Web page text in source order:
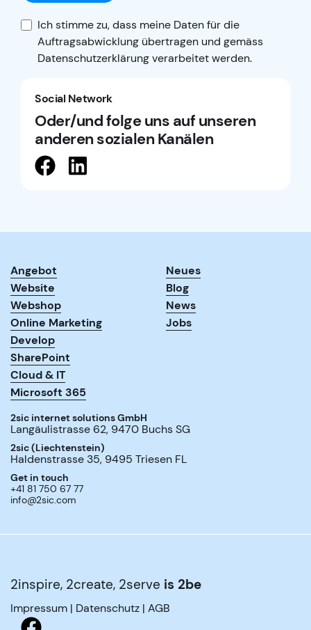
Ich stimme zu, dass meine Daten für die
Auftragsabwicklung übertragen und gemäss
Datenschutzerklärungverarbeitet werden.
Social Network
Oder/und folge uns auf unseren
anderen sozialen Kanälen
Angebot
Website
Webshop
Online Marketing
Develop
SharePoint
Cloud & IT
Microsoft 365
Neues
Blog
News
Jobs
2sic internet solutions GmbH
Langäulistrasse 62, 9470 Buchs SG
2sic (Liechtenstein)
Haldenstrasse 35, 9495 Triesen FL
Get in touch
+41 81 750 67 77
info@2sic.com
2inspire, 2create, 2serve is 2be
Impressum | Datenschutz | AGB